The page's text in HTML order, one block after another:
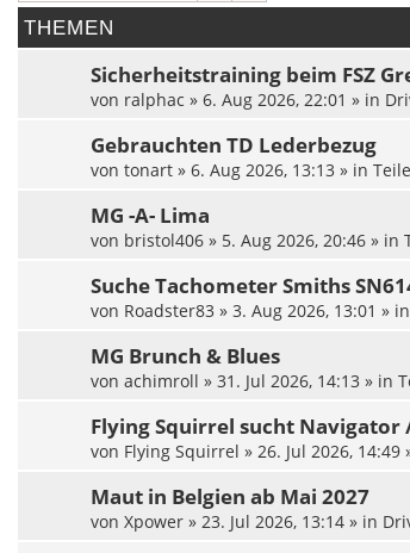
THEMEN
Sicherheitstraining beim FSZ
von ralphac » 6. Aug 2026, 22:01 » in
Gebrauchten TD Lederbezug
von tonart » 6. Aug 2026, 13:13 » in
MG -A- Lima
von bristol406 » 5. Aug 2026, 20:46 » in
Suche Tachometer Smiths
von Roadster83 » 3. Aug 2026, 13:01 » in
MG Brunch & Blues
von achimroll » 31. Jul 2026, 14:13 » in
Flying Squirrel sucht Navigator
von Flying Squirrel » 26. Jul 2026, 14:49
Maut in Belgien ab Mai 2027
von Xpower » 23. Jul 2026, 13:14 » in